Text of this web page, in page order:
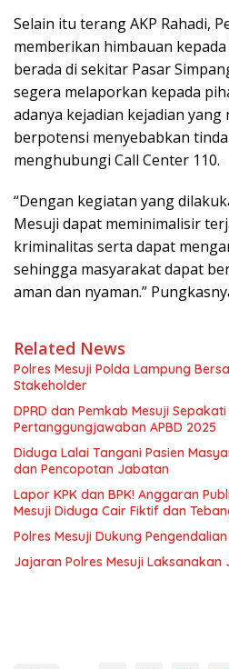
Selain itu terang AKP Rahadi,
memberikan himbauan
berada di sekitar Pasar
segera melaporkan kepada
adanya kejadian kejadian yang
berpotensi menyebabkan
menghubungi Call Center 110.
“Dengan kegiatan yang
Mesuji dapat meminimalisir
kriminalitas serta dapat
sehingga masyarakat dapat
aman dan nyaman.”
Related News
Polres Mesuji Polda Lampung
Stakeholder
DPRD dan Pemkab Mesuji
Pertanggungjawaban APBD 2025
Diduga Lalai Tangani Pasien
dan Pencopotan Jabatan
Lapor KPK dan BPK! Anggaran
Mesuji Diduga Cair Fiktif dan
Polres Mesuji Dukung
Jajaran Polres Mesuji Laksanakan